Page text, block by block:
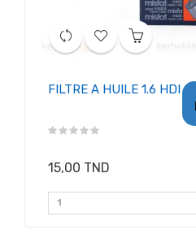
FILTRE A HUILE 1.6 HDI
15,00 TND